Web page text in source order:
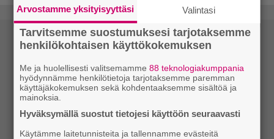
Arvostamme yksityisyyttäsi Valintasi
Tarvitsemme suostumuksesi tarjotaksemme
henkilökohtaisen käyttökokemuksen
Me ja huolellisesti valitsemamme88 teknologiakumppania
hyödynnämme henkilötietoja tarjotaksemme paremman
käyttäjäkokemuksen sekä kohdentaaksemme sisältöä ja
mainoksia.
Hyväksymällä suostut tietojesi käyttöön seuraavasti
Käytämme laitetunnisteita ja tallennamme evästeitä